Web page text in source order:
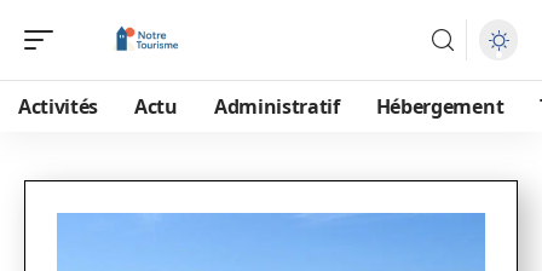
Activités Actu Administratif Hébergement